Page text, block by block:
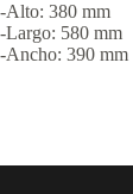
-Alto: 380 mm
-Largo: 580 mm
-Ancho: 390 mm